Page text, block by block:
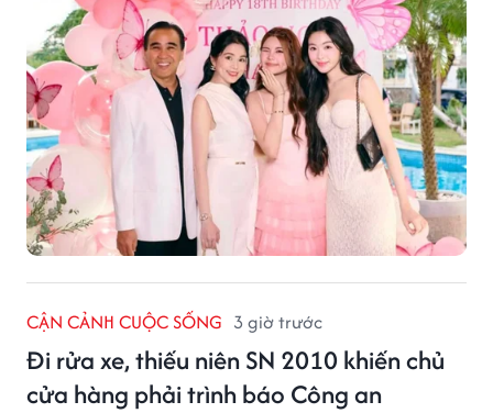
CẬN CẢNH CUỘC SỐNG 3 giờ trước
Đi rửa xe, thiếu niên SN 2010 khiến chủ
cửa hàng phải trình báo Công an